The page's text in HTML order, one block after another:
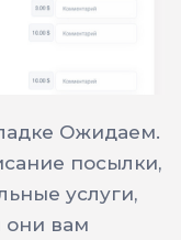
Ожидаем.
посылки,
услуги,
они вам